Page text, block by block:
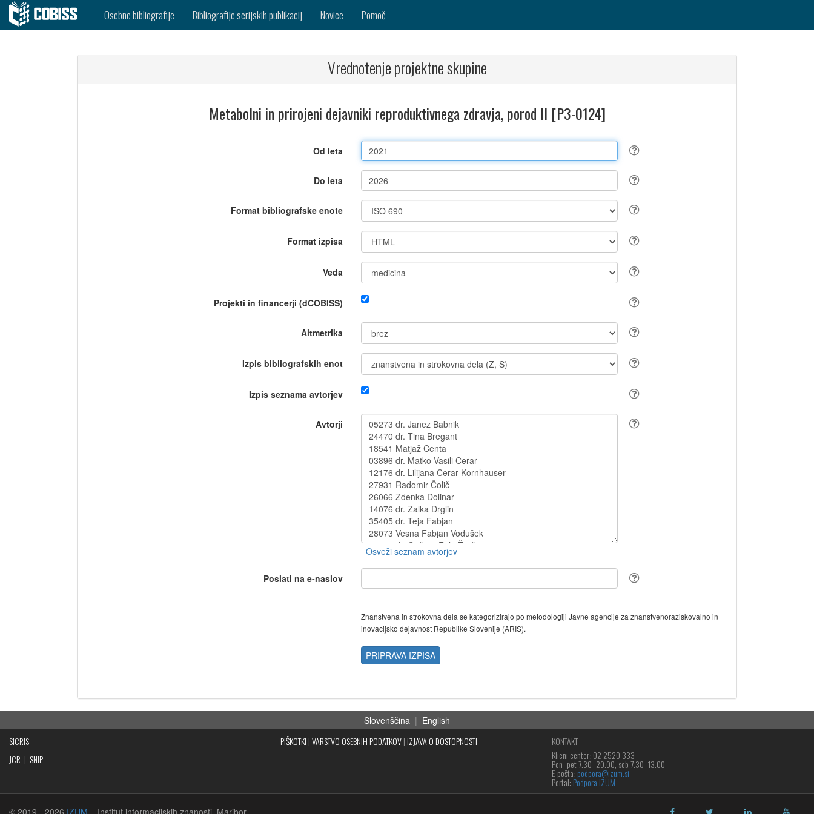
Osebne bibliografije Bibliografije serijskih publikacij Novice Pomoč
Vrednotenje projektne skupine
Metabolni in prirojeni dejavniki reproduktivnega zdravja, porod II [P3-0124]
Od leta
Do leta
Format bibliografske enote
Format izpisa
Veda
Projekti in financerji (dCOBISS)
Altmetrika
Izpis bibliografskih enot
Izpis seznama avtorjev
Avtorji
Poslati na e-naslov
Znanstvena in strokovna dela se kategorizirajo po metodologiji Javne agencije za znanstvenoraziskovalno in
inovacijsko dejavnost Republike Slovenije (ARIS).
PRIPRAVA IZPISA
Slovenščina | English
SICRIS
JCR | SNIP
PIŠKOTKI |VARSTVO OSEBNIH PODATKOV| IZJAVA O DOSTOPNOSTI
KONTAKT
Klicni center: 02 2520 333
Pon‒pet 7.30–20.00, sob 7.30–13.00
E-pošta: podpora@izum.si
Portal: Podpora IZUM
© 2019 - 2026 IZUM – Institut informacijskih znanosti, Maribor